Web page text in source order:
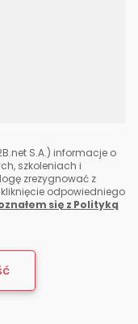
S.A.) informacje o
szkoleniach i
zrezygnować z
odpowiedniego
się z Polityką